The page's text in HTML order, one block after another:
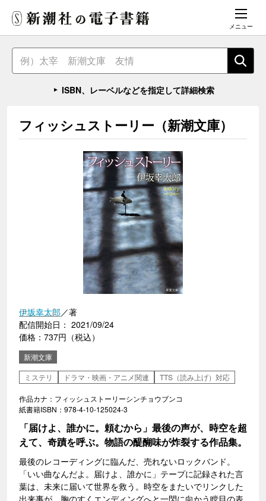
メニュー
ISBN、レーベルなどを指定して詳細検索
フィッシュストーリー（新潮文庫）
伊坂幸太郎／著
配信開始日： 2021/09/24
価格：737円（税込）
新潮文庫
ミステリ
ドラマ・映画・アニメ関連 TTS（読み上げ）対応
作品カナ：フィッシュストーリーシンチョウブンコ
紙書籍ISBN：978-4-10-125024-3
「届けよ、誰かに。頼むから」最後の声が、時空を超
えて、奇蹟を呼ぶ。物語の醍醐味が炸裂する作品集。
最後のレコーディングに臨んだ、売れないロックバンド。
「いい曲なんだよ。届けよ、誰かに」テープに記録された言
葉は、未来に届いて世界を救う。時空をまたいでリンクした
出来事が、胸のすくエンディングへと一閃に向かう瞠目の表